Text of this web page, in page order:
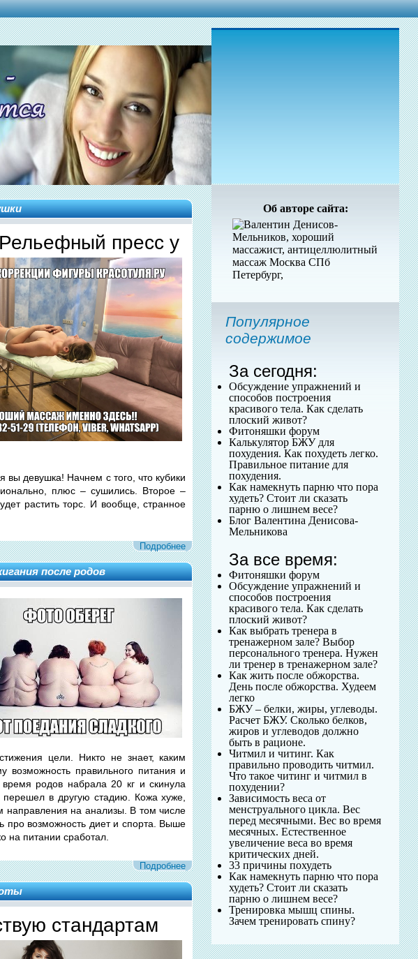
пресс у
вы девушка! Начнем с того, что кубики
плюс – сушились. Второе –
растить торс. И вообще, странное
Подробнее
после родов
цели. Никто не знает, каким
правильного питания и
родов набрала 20 кг и скинула
в другую стадию. Кожа хуже,
направления на анализы. В том числе
про возможность диет и спорта. Выше
на питании сработал.
Подробнее
стандартам
Об авторе сайта:
Популярное
содержимое
За сегодня:
Обсуждение упражнений и
способов построения
красивого тела. Как сделать
плоский живот?
Фитоняшки форум
Калькулятор БЖУ для
похудения. Как похудеть легко.
Правильное питание для
похудения.
Как намекнуть парню что пора
худеть? Стоит ли сказать
парню о лишнем весе?
Блог Валентина Денисова-
Мельникова
За все время:
Фитоняшки форум
Обсуждение упражнений и
способов построения
красивого тела. Как сделать
плоский живот?
Как выбрать тренера в
тренажерном зале? Выбор
персонального тренера. Нужен
ли тренер в тренажерном зале?
Как жить после обжорства.
День после обжорства. Худеем
легко
БЖУ – белки, жиры, углеводы.
Расчет БЖУ. Сколько белков,
жиров и углеводов должно
быть в рационе.
Читмил и читинг. Как
правильно проводить читмил.
Что такое читинг и читмил в
похудении?
Зависимость веса от
менструального цикла. Вес
перед месячными. Вес во время
месячных. Естественное
увеличение веса во время
критических дней.
33 причины похудеть
Как намекнуть парню что пора
худеть? Стоит ли сказать
парню о лишнем весе?
Тренировка мышц спины.
Зачем тренировать спину?